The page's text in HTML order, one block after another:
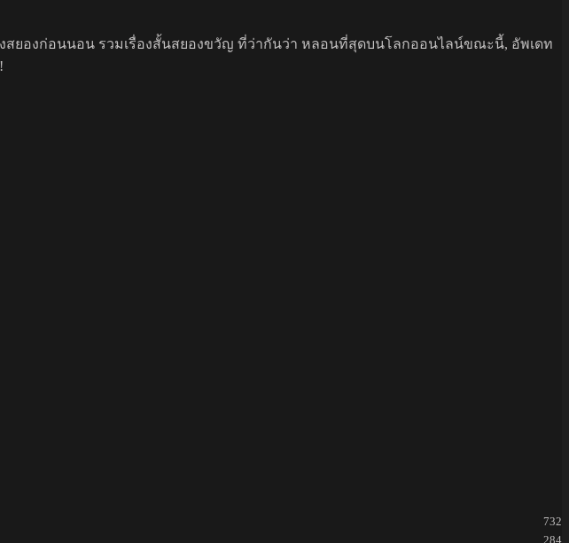
งสยองก่อนนอน รวมเรื่องสั้นสยองขวัญ ที่ว่ากันว่า หลอนที่สุดบนโลกออนไลน์ขณะนี้, อัพเดท
732
284